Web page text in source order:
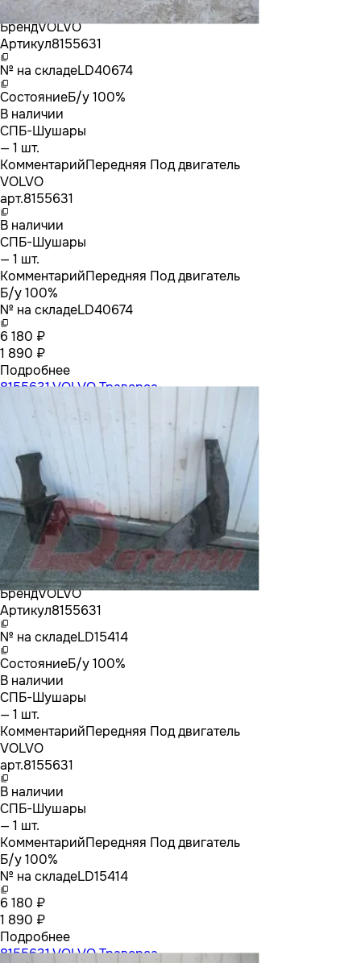
БрендVOLVO
Артикул8155631
№ на складеLD40674
СостояниеБ/у 100%
В наличии
СПБ-Шушары
— 1 шт.
КомментарийПередняя Под двигатель
VOLVO
арт.8155631
В наличии
СПБ-Шушары
— 1 шт.
КомментарийПередняя Под двигатель
Б/у 100%
№ на складеLD40674
6 180 ₽
1 890 ₽
Подробнее
8155631 VOLVO Траверса
БрендVOLVO
Артикул8155631
№ на складеLD15414
СостояниеБ/у 100%
В наличии
СПБ-Шушары
— 1 шт.
КомментарийПередняя Под двигатель
VOLVO
арт.8155631
В наличии
СПБ-Шушары
— 1 шт.
КомментарийПередняя Под двигатель
Б/у 100%
№ на складеLD15414
6 180 ₽
1 890 ₽
Подробнее
8155631 VOLVO Траверса